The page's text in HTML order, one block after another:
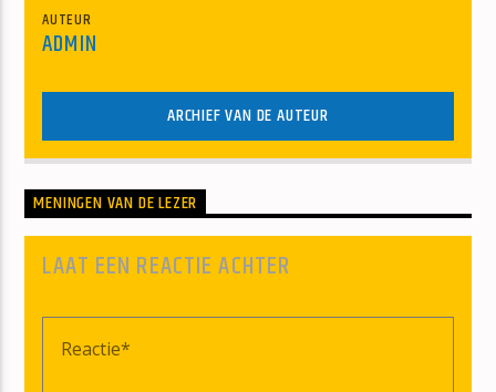
AUTEUR
ADMIN
ARCHIEF VAN DE AUTEUR
MENINGEN VAN DE LEZER
LAAT EEN REACTIE ACHTER